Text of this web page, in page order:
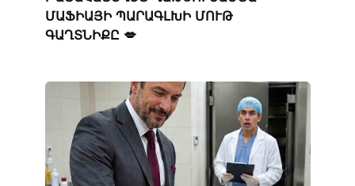
ՄԱՖԻԱՅԻ ՊԱՐԱԳԼԽԻ ՄՈՒԹ
ԳԱՂՏՆԻՔԸ 💋